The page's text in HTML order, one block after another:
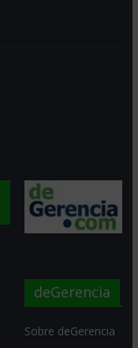
deGerencia
Sobre deGerencia